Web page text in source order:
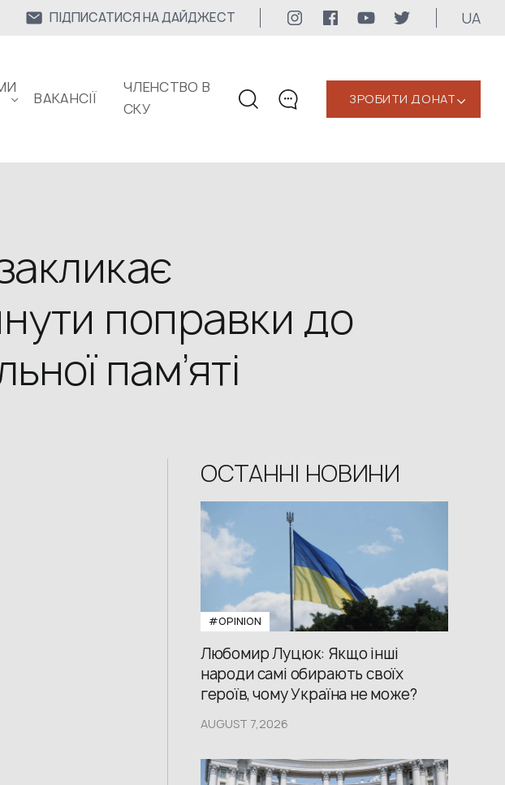
ПІДПИСАТИСЯ НА ДАЙДЖЕСТ UA
ВАКАНСІЇ
ЧЛЕНСТВО В
СКУ
КОНТАКТИ
24/7
uwc@ukrainianworldcongress.org
FB: @uwcongress
ЗРОБИТИ ДОНАТ‹
поправки до
пам’яті
ОСТАННІ НОВИНИ
#OPINION
Любомир Луцюк: Якщо інші
народи самі обирають своїх
героїв, чому Україна не може?
AUGUST 7,2026